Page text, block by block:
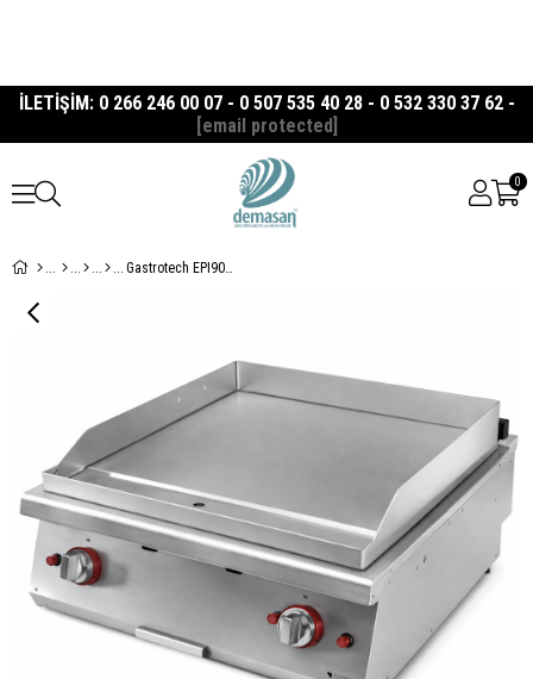
İLETİŞİM: 0 266 246 00 07 - 0 507 535 40 28 - 0 532 330 37 62 -
[email protected]
0
Gastrotech EPI9020S Düz Yüzeyli Elektrikli Izgara 900 Seri